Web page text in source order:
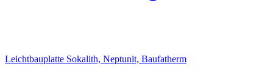
Leichtbauplatte Sokalith, Neptunit, Baufatherm